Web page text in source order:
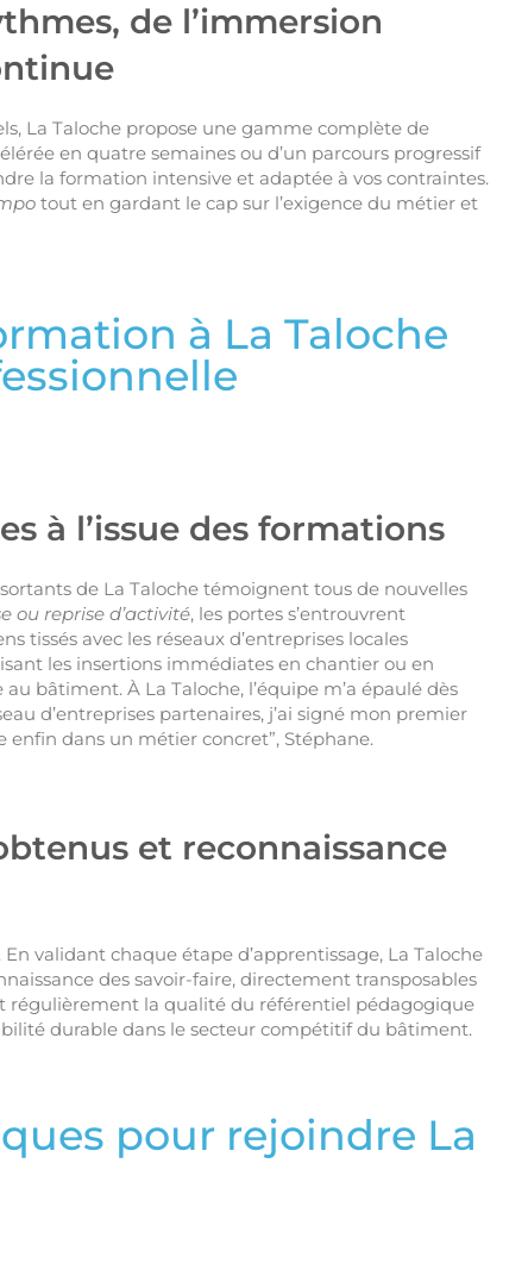
de l’immersion
La Taloche propose une gamme complète de
en quatre semaines ou d’un parcours progressif
la formation intensive et adaptée à vos contraintes.
tout en gardant le cap sur l’exigence du métier et
à La Taloche
à l’issue des formations
de La Taloche témoignent tous de nouvelles
ou reprise d’activité, les portes s’entrouvrent
tissés avec les réseaux d’entreprises locales
les insertions immédiates en chantier ou en
bâtiment. À La Taloche, l’équipe m’a épaulé dès
d’entreprises partenaires, j’ai signé mon premier
enfin dans un métier concret”, Stéphane.
et reconnaissance
validant chaque étape d’apprentissage, La Taloche
des savoir-faire, directement transposables
régulièrement la qualité du référentiel pédagogique
durable dans le secteur compétitif du bâtiment.
pour rejoindre La